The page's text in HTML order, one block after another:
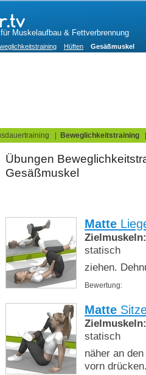
Muskelaufbau & Fettverbrennung
Hüften Gesäßmuskel
Beweglichkeitstraining
Übungen Beweglichkeitstraining »
Matte
Zielmuskeln:
statisch
ziehen.
Bewertung:
Matte
Zielmuskeln:
statisch
näher an
vorn